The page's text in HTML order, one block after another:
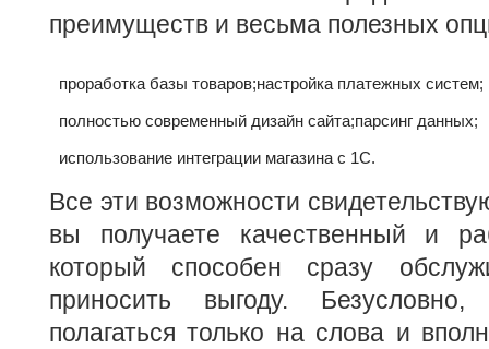
преимуществ и весьма полезных
проработка базы товаров;настройка платежных систем;
полностью современный дизайн сайта;парсинг данных;
использование интеграции магазина с 1С.
Все эти возможности
вы получаете качественный и
который способен сразу
приносить выгоду.
полагаться только на слова и